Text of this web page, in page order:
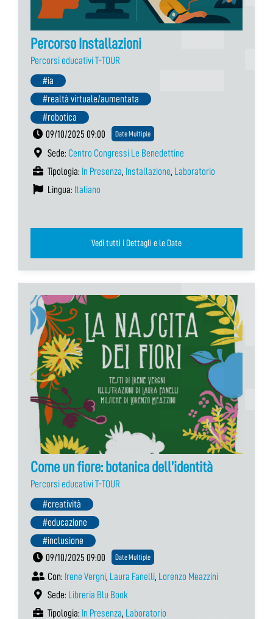
Percorso Installazioni
Percorsi educativi T-TOUR
#ia
#realtà virtuale/aumentata
#robotica
09/10/2025 09:00
Date Multiple
Sede: Centro Congressi Le Benedettine
Tipologia: In Presenza, Installazione, Laboratorio
Lingua: Italiano
Vedi tutti i Dettagli e le Date
Come un fiore: botanica dell’identità
Percorsi educativi T-TOUR
#creatività
#educazione
#inclusione
09/10/2025 09:00
Date Multiple
Con: Irene Vergni, Laura Fanelli, Lorenzo Meazzini
Sede: Libreria Blu Book
Tipologia: In Presenza, Laboratorio